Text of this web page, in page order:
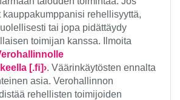
kauppakumppanisi rehellisyyttä,
tai jopa pidättäydy
toimijan kanssa. Ilmoita
[.ﬁ]›. Väärinkäytösten ennalta
asia. Verohallinnon
rehellisten toimijoiden